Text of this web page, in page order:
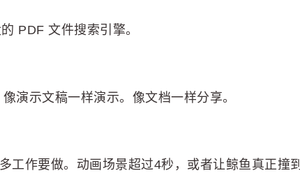
PDF 文件搜索引擎。
演示文稿一样演示。像文档一样分享。
工作要做。动画场景超过4秒，或者让鲸鱼真正撞到